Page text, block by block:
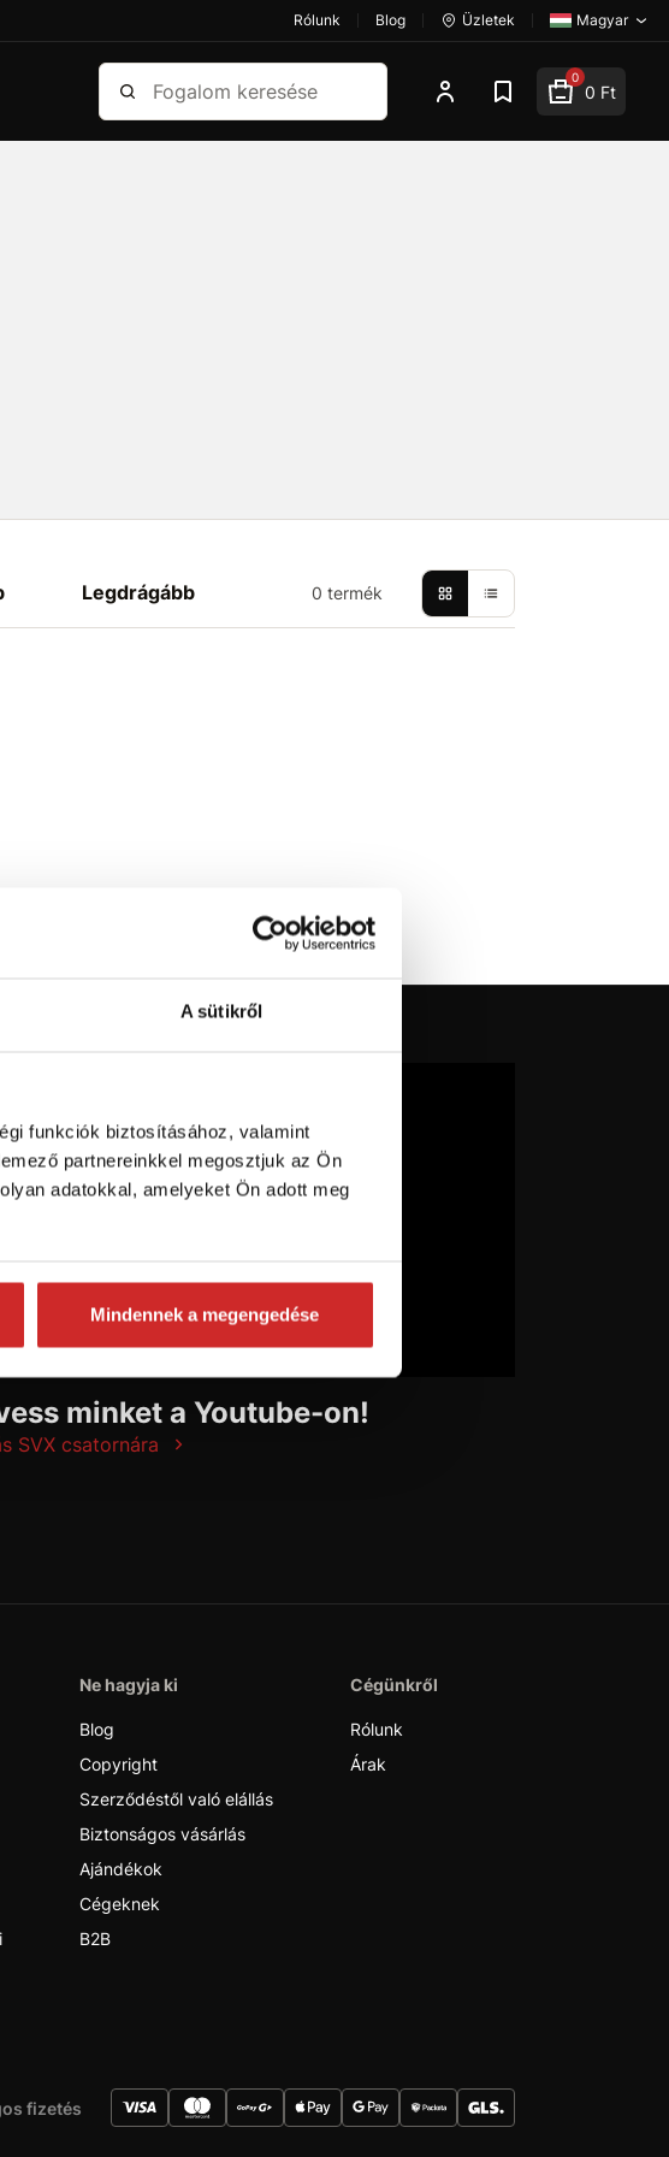
A sütikről
funkciók biztosításához, valamint
partnereinkkel megosztjuk az Ön
adatokkal, amelyeket Ön adott meg
Mindennek a megengedése
Rólunk Blog Üzletek Magyar
Keresés 0
0 Ft
Legdrágább 0 termék
minket a Youtube-on!
SVX csatornára
Ne hagyja ki
Blog
Copyright
Szerződéstől való elállás
Biztonságos vásárlás
Ajándékok
Cégeknek
B2B
Cégünkről
Rólunk
Árak
fizetés